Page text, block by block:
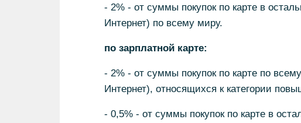
- 2% - от суммы покупок по карте в
Интернет) по всему миру.
по зарплатной карте:
- 2% - от суммы покупок по карте по
Интернет), относящихся к категории
- 0,5% - от суммы покупок по карте в